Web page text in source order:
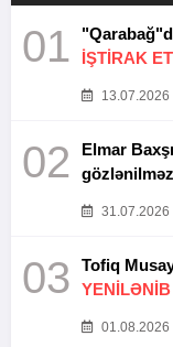
01
İŞTİRAK
13.07.2026
02
Elmar
31.07.2026
03
YENİLƏNİB
01.08.2026